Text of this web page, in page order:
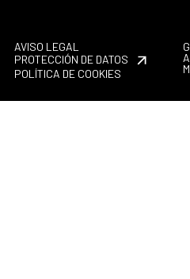
AVISO LEGAL
PROTECCIÓN DE DATOS
POLÍTICA DE COOKIES